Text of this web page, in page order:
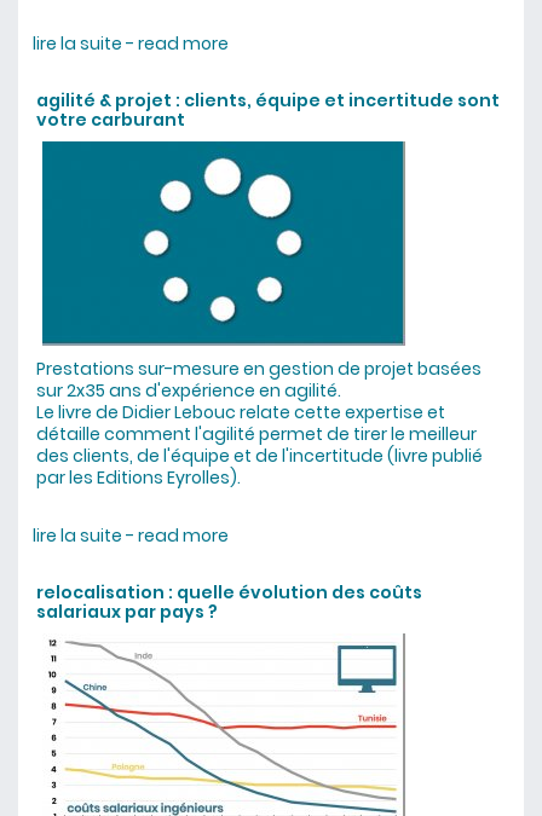
lire la suite - read more
agilité & projet : clients, équipe et incertitude sont
votre carburant
Prestations sur-mesure en gestion de projet basées
sur 2x35 ans d'expérience en agilité.
Le livre de Didier Lebouc relate cette expertise et
détaille comment l'agilité permet de tirer le meilleur
des clients, de l'équipe et de l'incertitude (livre publié
par les Editions Eyrolles).
lire la suite - read more
relocalisation : quelle évolution des coûts
salariaux par pays ?